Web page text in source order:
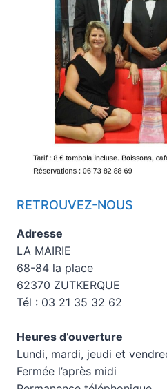
RETROUVEZ-NOUS
Adresse
LA MAIRIE
68-84 la place
62370 ZUTKERQUE
Tél : 03 21 35 32 62
Heures d’ouverture
Lundi, mardi, jeudi et
Fermée l’après midi